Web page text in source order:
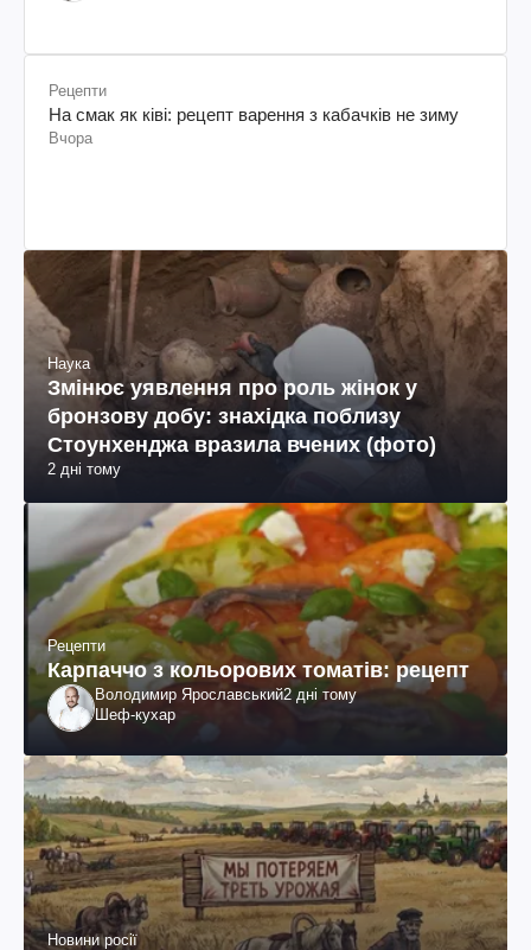
Рецепти
На смак як ківі: рецепт варення з кабачків не зиму
Вчора
Наука
Змінює уявлення про роль жінок у
бронзову добу: знахідка поблизу
Стоунхенджа вразила вчених (фото)
2 дні тому
Рецепти
Карпаччо з кольорових томатів: рецепт
Володимир Ярославський2 дні тому
Шеф-кухар
Новини росії